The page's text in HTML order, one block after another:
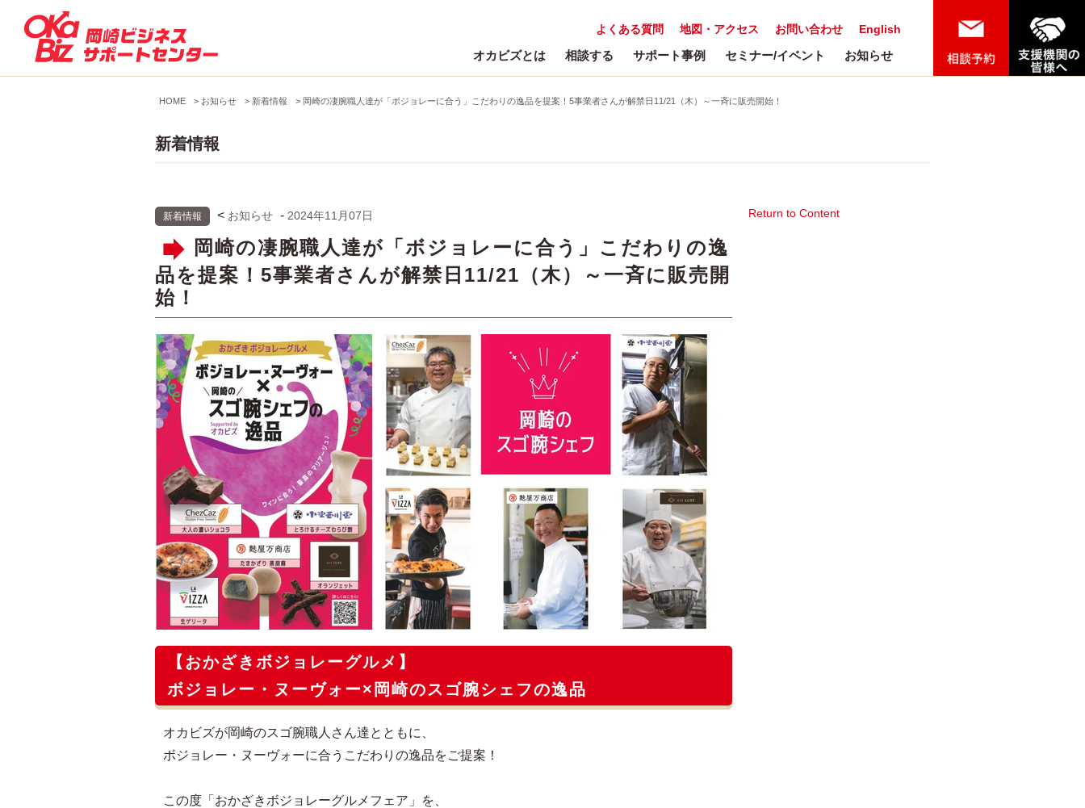
English
お問い合わせ
地図・アクセス
よくある質問
オカビズとは 相談する サポート事例 セミナー/イベント お知らせ
HOME > お知らせ > 新着情報 > 岡崎の凄腕職人達が「ボジョレーに合う」こだわりの逸品を提案！5事業者さんが解禁日11/21（木）～一斉に販売開始！
新着情報
新着情報 < お知らせ - 2024年11月07日
岡崎の凄腕職人達が「ボジョレーに合う」こだわりの逸
品を提案！5事業者さんが解禁日11/21（木）～一斉に販売開
始！
【おかざきボジョレーグルメ】
ボジョレー・ヌーヴォー×岡崎のスゴ腕シェフの逸品
オカビズが岡崎のスゴ腕職人さん達とともに、
ボジョレー・ヌーヴォーに合うこだわりの逸品をご提案！
この度「おかざきボジョレーグルメフェア」を、
Return to Content